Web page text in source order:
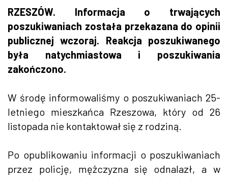
RZESZÓW. Informacja o trwających
poszukiwaniach została przekazana do opinii
publicznej wczoraj. Reakcja poszukiwanego
była natychmiastowa i poszukiwania
zakończono.
W środę informowaliśmy o poszukiwaniach 25-
letniego mieszkańca Rzeszowa, który od 26
listopada nie kontaktował się z rodziną.
Po opublikowaniu informacji o poszukiwaniach
przez policję, mężczyzna się odnalazł, a w